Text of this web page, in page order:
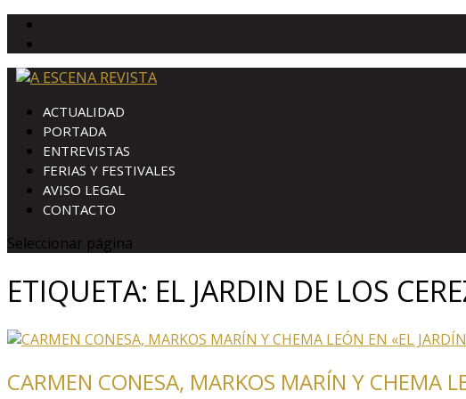
ACTUALIDAD
PORTADA
ENTREVISTAS
FERIAS Y FESTIVALES
AVISO LEGAL
CONTACTO
Seleccionar página
ETIQUETA: EL JARDIN DE LOS
CARMEN CONESA, MARKOS MARÍN Y CHEMA